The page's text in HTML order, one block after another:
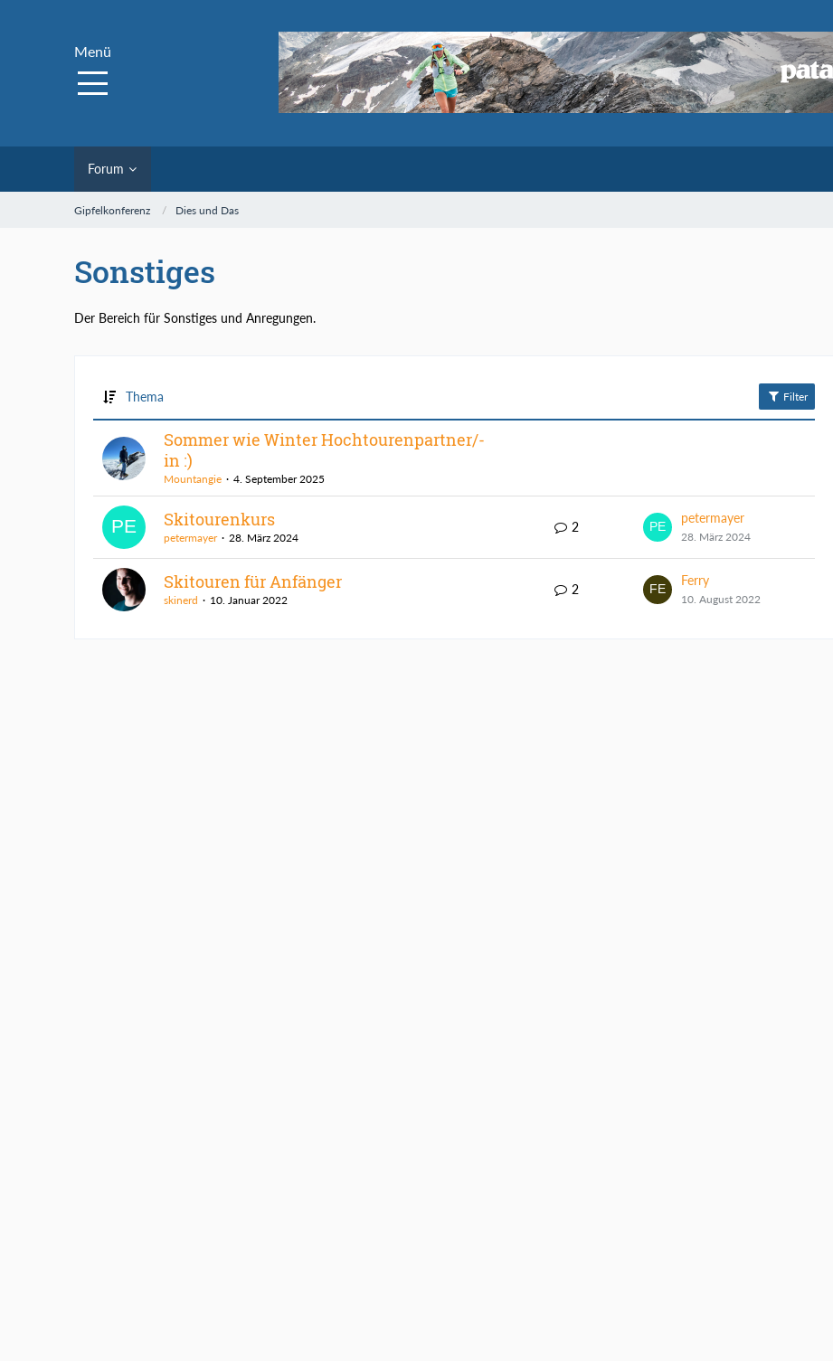
Menü
Forum
Gipfelkonferenz Dies und Das
Sonstiges
Der Bereich für Sonstiges und Anregungen.
Thema Filter
Sommer wie Winter Hochtourenpartner/-
in :)
Mountangie 4. September 2025
Skitourenkurs
petermayer 28. März 2024
2
petermayer
28. März 2024
Skitouren für Anfänger
skinerd 10. Januar 2022
2
Ferry
10. August 2022